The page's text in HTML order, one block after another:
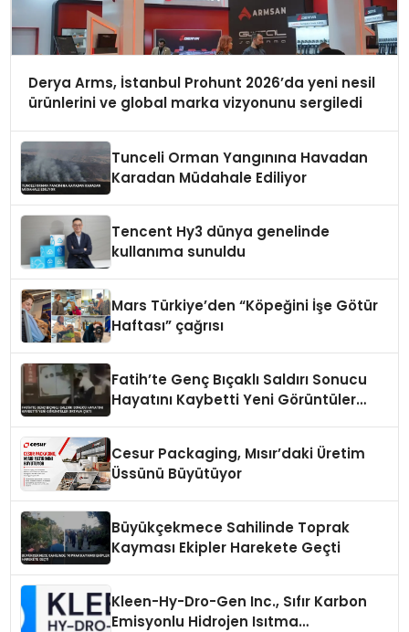
Derya Arms, İstanbul Prohunt 2026’da yeni nesil
ürünlerini ve global marka vizyonunu sergiledi
Tunceli Orman Yangınına Havadan
Karadan Müdahale Ediliyor
Tencent Hy3 dünya genelinde
kullanıma sunuldu
Mars Türkiye’den “Köpeğini İşe Götür
Haftası” çağrısı
Fatih’te Genç Bıçaklı Saldırı Sonucu
Hayatını Kaybetti Yeni Görüntüler
Cesur Packaging, Mısır’daki Üretim
Üssünü Büyütüyor
Büyükçekmece Sahilinde Toprak
Kayması Ekipler Harekete Geçti
Kleen-Hy-Dro-Gen Inc., Sıfır Karbon
Emisyonlu Hidrojen Isıtma